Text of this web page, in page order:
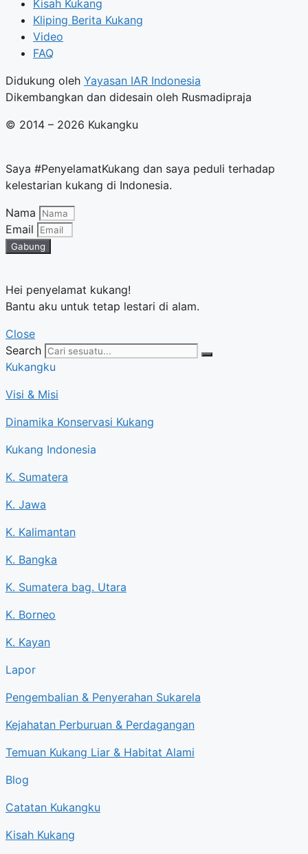
Kisah Kukang
Kliping Berita Kukang
Video
FAQ
Didukung oleh Yayasan IAR Indonesia
Dikembangkan dan didesain oleh Rusmadipraja
© 2014 – 2026 Kukangku
Saya #PenyelamatKukang dan saya peduli terhadap
kelestarian kukang di Indonesia.
Nama
Email
Gabung
Hei penyelamat kukang!
Bantu aku untuk tetap lestari di alam.
Close
Search
Kukangku
Visi & Misi
Dinamika Konservasi Kukang
Kukang Indonesia
K. Sumatera
K. Jawa
K. Kalimantan
K. Bangka
K. Sumatera bag. Utara
K. Borneo
K. Kayan
Lapor
Pengembalian & Penyerahan Sukarela
Kejahatan Perburuan & Perdagangan
Temuan Kukang Liar & Habitat Alami
Blog
Catatan Kukangku
Kisah Kukang